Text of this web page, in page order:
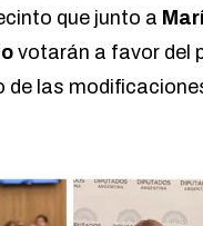
que junto a
votarán a favor del
de las